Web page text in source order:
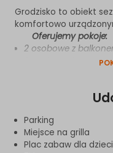
Grodzisko to obiekt
komfortowo
Oferujemy pokoje:
2 osobowe z
2 osobowe bez
2 apartamenty 6
W każdym pokoju :
aneksy kuchenne
Parking
Miejsce na grilla
Plac zabaw dla dzieci